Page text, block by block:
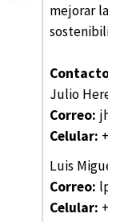
mejorar las
Contacto
Julio
Correo:
Celular:
Luis Miguel
Correo:
Celular: